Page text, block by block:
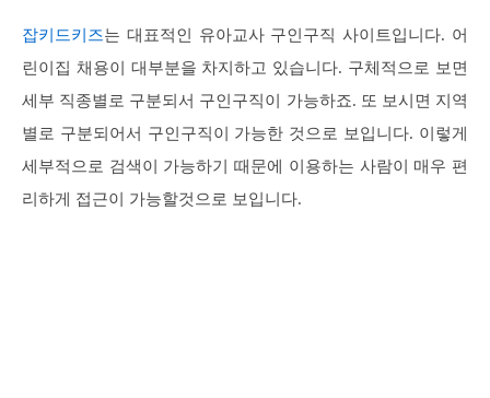
잡키드키즈는 대표적인 유아교사 구인구직 사이트입니다. 어
린이집 채용이 대부분을 차지하고 있습니다. 구체적으로 보면
세부 직종별로 구분되서 구인구직이 가능하죠. 또 보시면 지역
별로 구분되어서 구인구직이 가능한 것으로 보입니다. 이렇게
세부적으로 검색이 가능하기 때문에 이용하는 사람이 매우 편
리하게 접근이 가능할것으로 보입니다.